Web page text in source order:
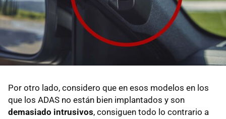
Por otro lado, considero que en esos modelos en los
que los ADAS no están bien implantados y son
demasiado intrusivos, consiguen todo lo contrario a